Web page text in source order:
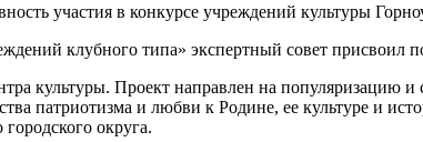
участия в конкурсе учреждений культуры
клубного типа» экспертный совет присвоил
культуры. Проект направлен на популяризацию
патриотизма и любви к Родине, ее культуре и
округа.